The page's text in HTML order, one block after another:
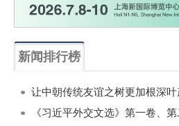
新闻排行榜
《习近平外交文选》第一卷、